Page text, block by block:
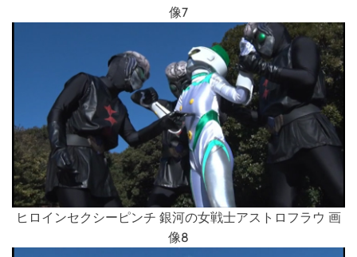
像7
ヒロインセクシーピンチ 銀河の女戦士アストロフラウ 画
像8